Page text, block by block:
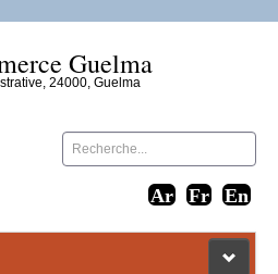
Guelma
24000, Guelma